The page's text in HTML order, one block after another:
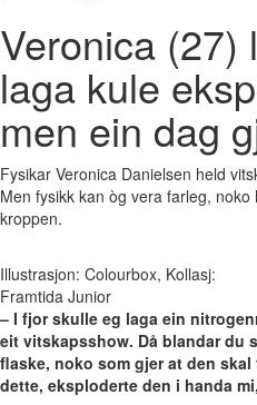
Veronica (27)
laga kule
men ein dag
Fysikar Veronica Danielsen held
Men fysikk kan òg vera farleg,
kroppen.
Illustrasjon: Colourbox, Kollasj:
Framtida Junior
– I fjor skulle eg laga ein
eit vitskapsshow. Då blandar du
flaske, noko som gjer at den
dette, eksploderte den i handa